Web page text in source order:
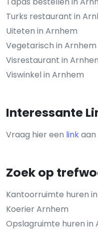
Turks restaurant in
Uiteten in Arnhem
Vegetarisch in Arnhem
Visrestaurant in
Viswinkel in Arnhem
Interessante
Vraag hier een linkaan
Zoek op
Kantoorruimte huren
Koerier Arnhem
Opslagruimte huren in